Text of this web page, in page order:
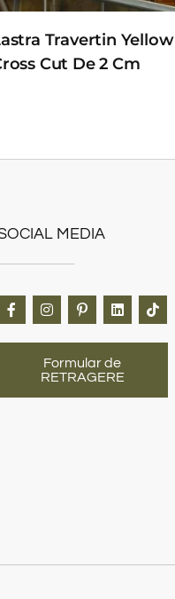
Travertin Yellow
Cut De 2 Cm
MEDIA
Formular de
RETRAGERE